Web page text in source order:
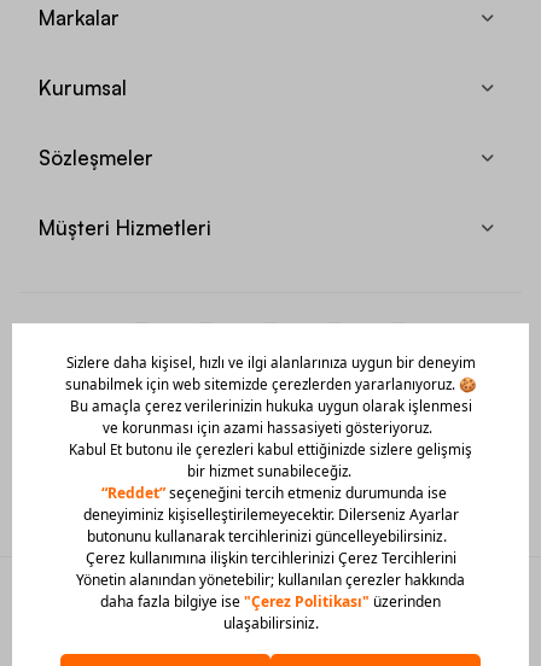
Markalar
Kurumsal
Sözleşmeler
Müşteri Hizmetleri
Mobil Uygulamamızı Hemen İndir!